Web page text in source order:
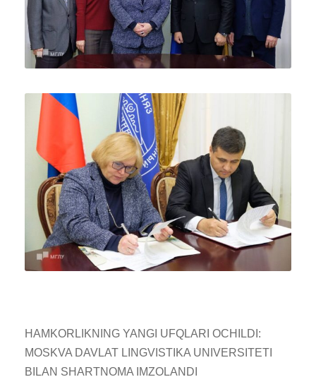
HAMKORLIKNING YANGI UFQLARI OCHILDI:
MOSKVA DAVLAT LINGVISTIKA UNIVERSITETI
BILAN SHARTNOMA IMZOLANDI